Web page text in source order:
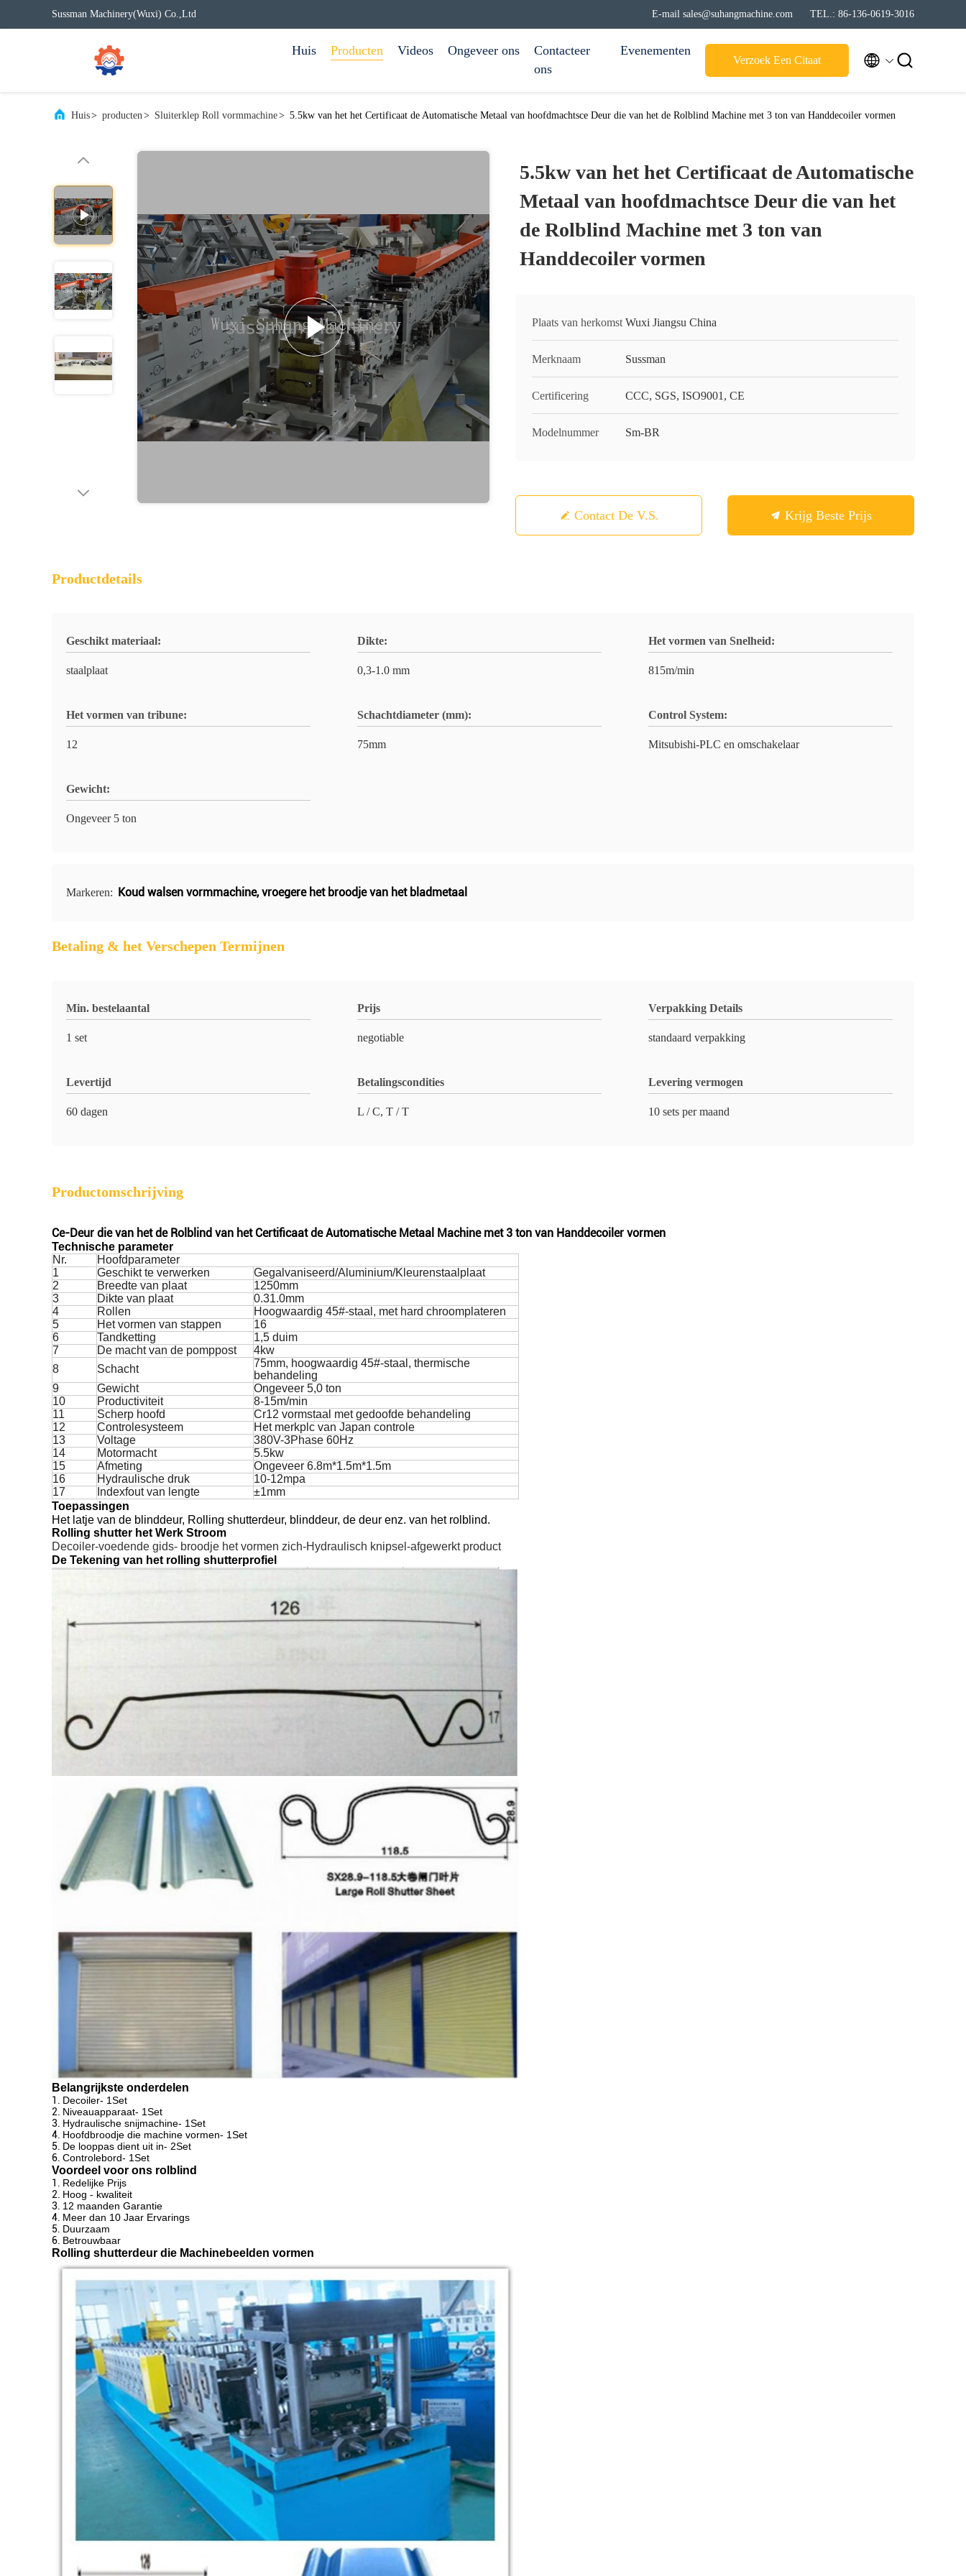
Sussman Machinery(Wuxi) Co.,Ltd E-mail sales@suhangmachine.com TEL.: 86-136-0619-3016
Huis Producten Videos Ongeveer ons
Contacteer
ons
Evenementen
Verzoek Een Citaat  
Huis> producten> Sluiterklep Roll vormmachine> 5.5kw van het het Certificaat de Automatische Metaal van hoofdmachtsce Deur die van het de Rolblind Machine met 3 ton van Handdecoiler vormen
5.5kw van het het Certificaat de Automatische
Metaal van hoofdmachtsce Deur die van het
de Rolblind Machine met 3 ton van
Handdecoiler vormen
Plaats van herkomst Wuxi Jiangsu China
Merknaam Sussman
Certificering CCC, SGS, ISO9001, CE
Modelnummer Sm-BR
Contact De V.S. Krijg Beste Prijs
Productdetails
Geschikt materiaal:
staalplaat
Dikte:
0,3-1.0 mm
Het vormen van Snelheid:
815m/min
Het vormen van tribune:
12
Schachtdiameter (mm):
75mm
Control System:
Mitsubishi-PLC en omschakelaar
Gewicht:
Ongeveer 5 ton
Markeren: Koud walsen vormmachine,vroegere het broodje van het bladmetaal
Betaling & het Verschepen Termijnen
Min. bestelaantal
1 set
Prijs
negotiable
Verpakking Details
standaard verpakking
Levertijd
60 dagen
Betalingscondities
L / C, T / T
Levering vermogen
10 sets per maand
Productomschrijving
Ce-Deur die van het de Rolblind van het Certificaat de Automatische Metaal Machine met 3 ton van Handdecoiler vormen
Technische parameter
Nr.
Hoofdparameter
1
Geschikt te verwerken
Gegalvaniseerd/Aluminium/Kleurenstaalplaat
2
Breedte van plaat
1250mm
3
Dikte van plaat
0.31.0mm
4
Rollen
Hoogwaardig 45#-staal, met hard chroomplateren
5
Het vormen van stappen
16
6
Tandketting
1,5 duim
7
De macht van de pomppost
4kw
8
Schacht
75mm, hoogwaardig 45#-staal, thermische
behandeling
9
Gewicht
Ongeveer 5,0 ton
10
Productiviteit
8-15m/min
11
Scherp hoofd
Cr12 vormstaal met gedoofde behandeling
12
Controlesysteem
Het merkplc van Japan controle
13
Voltage
380V-3Phase 60Hz
14
Motormacht
5.5kw
15
Afmeting
Ongeveer 6.8m*1.5m*1.5m
16
Hydraulische druk
10-12mpa
17
Indexfout van lengte
±1mm
Toepassingen
Het latje van de blinddeur, Rolling shutterdeur, blinddeur, de deur enz. van het rolblind.
Rolling shutter het Werk Stroom
Decoiler-voedende gids- broodje het vormen zich-Hydraulisch knipsel-afgewerkt product
De Tekening van het rolling shutterprofiel
Belangrijkste onderdelen
1. Decoiler- 1Set
2. Niveauapparaat- 1Set
3. Hydraulische snijmachine- 1Set
4. Hoofdbroodje die machine vormen- 1Set
5. De looppas dient uit in- 2Set
6. Controlebord- 1Set
Voordeel voor ons rolblind
1. Redelijke Prijs
2. Hoog - kwaliteit
3. 12 maanden Garantie
4. Meer dan 10 Jaar Ervarings
5. Duurzaam
6. Betrouwbaar
Rolling shutterdeur die Machinebeelden vormen